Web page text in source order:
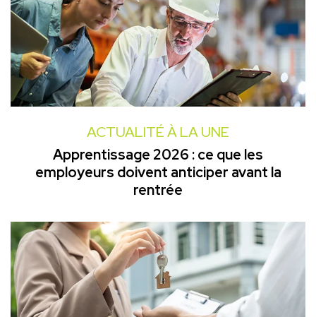
ACTUALITÉ À LA UNE
Apprentissage 2026 : ce que les
employeurs doivent anticiper avant la
rentrée